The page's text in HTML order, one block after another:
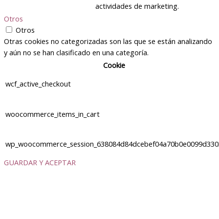
actividades de marketing.
Otros
Otros
Otras cookies no categorizadas son las que se están analizando
y aún no se han clasificado en una categoría.
Cookie
wcf_active_checkout
woocommerce_items_in_cart
GUARDAR Y ACEPTAR